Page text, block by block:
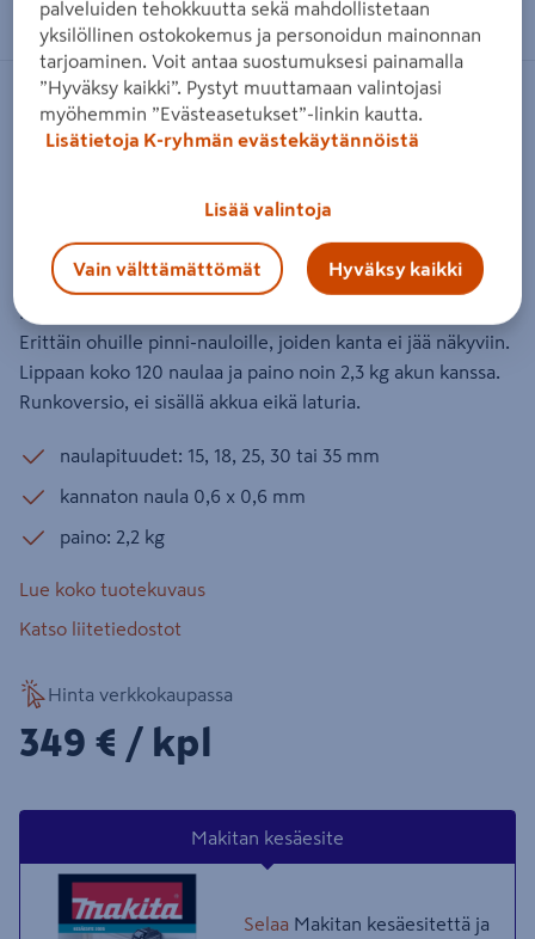
Akkupinninaulain Makita DPT353Z
MAKITA
EAN-koodi:88381835374
5.0 1 arvostelu
Makita DPT353Z -pinninaulain sopii ammattikäyttöön.
Erittäin ohuille pinni-nauloille, joiden kanta ei jää näkyviin.
Lippaan koko 120 naulaa ja paino noin 2,3 kg akun kanssa.
Runkoversio, ei sisällä akkua eikä laturia.
naulapituudet: 15, 18, 25, 30 tai 35 mm
kannaton naula 0,6 x 0,6 mm
paino: 2,2 kg
Lue koko tuotekuvaus
Katso liitetiedostot
Hinta verkkokaupassa
349€/kpl
349 € / kpl
Makitan kesäesite
Selaa Makitan kesäesitettä ja
palveluiden tehokkuutta sekä mahdollistetaan
yksilöllinen ostokokemus ja personoidun mainonnan
tarjoaminen. Voit antaa suostumuksesi painamalla
”Hyväksy kaikki”. Pystyt muuttamaan valintojasi
myöhemmin ”Evästeasetukset”-linkin kautta.
Lisätietoja K-ryhmän evästekäytännöistä
Lisää valintoja
Vain välttämättömät Hyväksy kaikki